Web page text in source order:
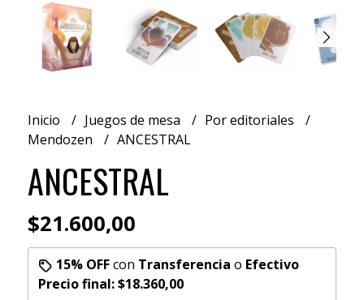
Inicio Juegos de mesa
Por editoriales
Mendozen
ANCESTRAL
ANCESTRAL
$21.600,00
15% OFFcon Transferencia o Efectivo
Precio final:$18.360,00